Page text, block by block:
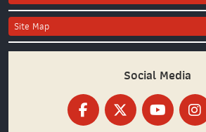
Site Map
Social Media